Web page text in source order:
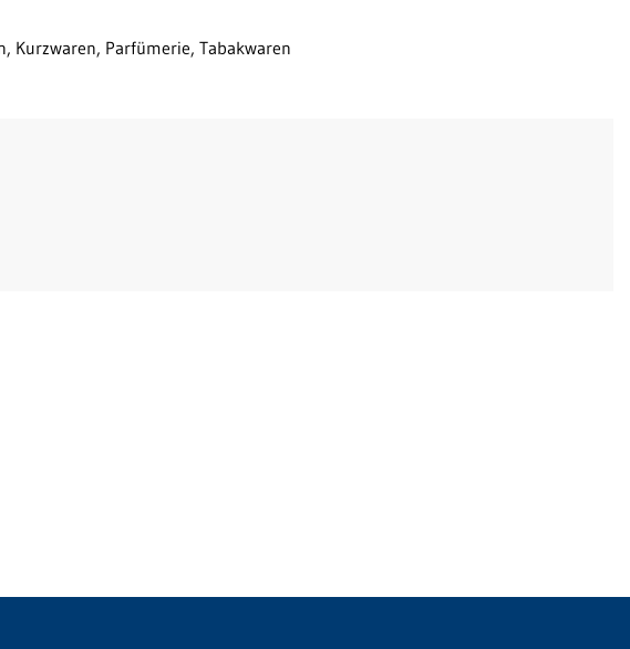
Kurzwaren, Parfümerie, Tabakwaren